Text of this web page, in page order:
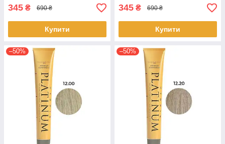
345 ₴ 690 ₴
Купити
345 ₴ 690 ₴
Купити
–50% –50%